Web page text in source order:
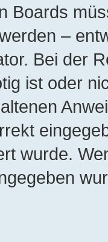
Boards
–
Bei der
ist oder
wurde.